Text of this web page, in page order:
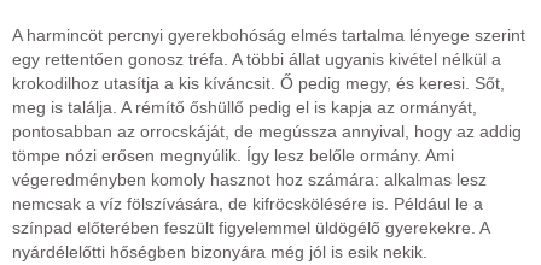
A harmincöt percnyi gyerekbohóság elmés tartalma lényege szerint
egy rettentően gonosz tréfa. A többi állat ugyanis kivétel nélkül a
krokodilhoz utasítja a kis kíváncsit. Ő pedig megy, és keresi. Sőt,
meg is találja. A rémítő őshüllő pedig el is kapja az ormányát,
pontosabban az orrocskáját, de megússza annyival, hogy az addig
tömpe nózi erősen megnyúlik. Így lesz belőle ormány. Ami
végeredményben komoly hasznot hoz számára: alkalmas lesz
nemcsak a víz fölszívására, de kifröcskölésére is. Például le a
színpad előterében feszült figyelemmel üldögélő gyerekekre. A
nyárdélelőtti hőségben bizonyára még jól is esik nekik.